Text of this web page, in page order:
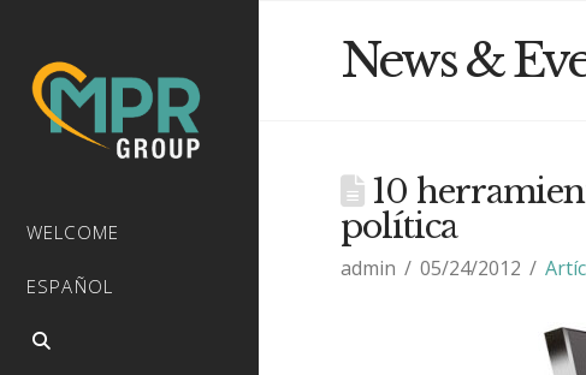
WELCOME
ESPAÑOL
News &
10
política
admin 05/24/2012